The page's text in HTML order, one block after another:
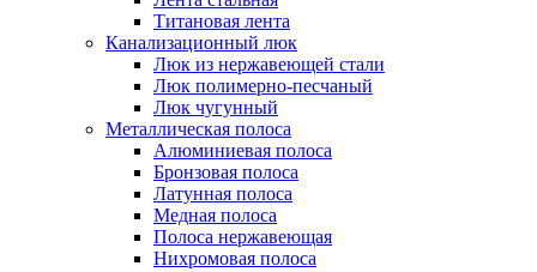
Титановая лента
Канализационный люк
Люк из нержавеющей стали
Люк полимерно-песчаный
Люк чугунный
Металлическая полоса
Алюминиевая полоса
Бронзовая полоса
Латунная полоса
Медная полоса
Полоса нержавеющая
Нихромовая полоса